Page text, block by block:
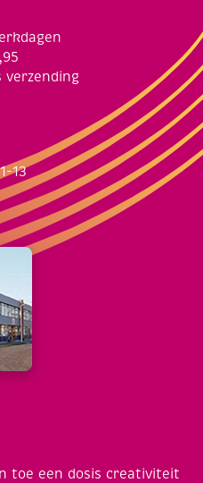
verzending
13
toe een dosis creativiteit